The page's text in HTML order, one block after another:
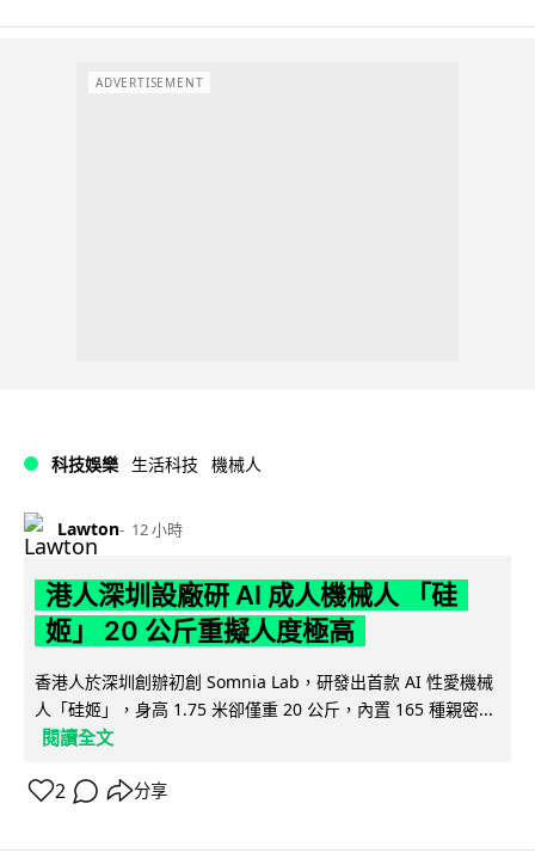
ADVERTISEMENT
科技娛樂 生活科技 機械人
Lawton 12 小時
港人深圳設廠研 AI 成人機械人 「硅
姬」 20 公斤重擬人度極高
香港人於深圳創辦初創 Somnia Lab，研發出首款 AI 性愛機械
人「硅姬」，身高 1.75 米卻僅重 20 公斤，內置 165 種親密...
閱讀全文
2 分享